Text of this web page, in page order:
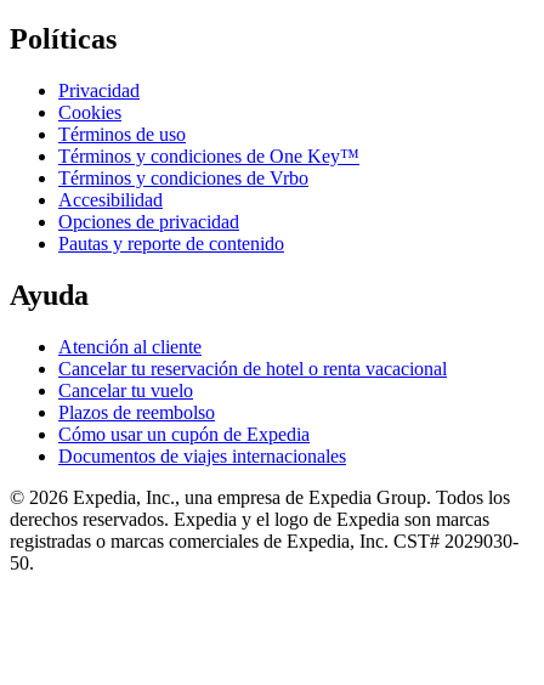
Políticas
Privacidad
Cookies
Términos de uso
Términos y condiciones de One Key™
Términos y condiciones de Vrbo
Accesibilidad
Opciones de privacidad
Pautas y reporte de contenido
Ayuda
Atención al cliente
Cancelar tu reservación de hotel o renta vacacional
Cancelar tu vuelo
Plazos de reembolso
Cómo usar un cupón de Expedia
Documentos de viajes internacionales
© 2026 Expedia, Inc., una empresa de Expedia Group. Todos los
derechos reservados. Expedia y el logo de Expedia son marcas
registradas o marcas comerciales de Expedia, Inc. CST# 2029030-
50.